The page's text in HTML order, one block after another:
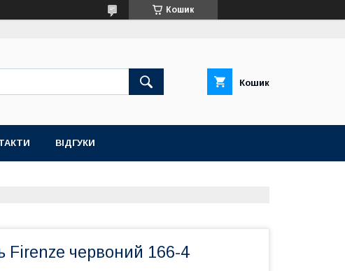
Кошик
Кошик
ВІДГУКИ
Firenze червоний 166-4